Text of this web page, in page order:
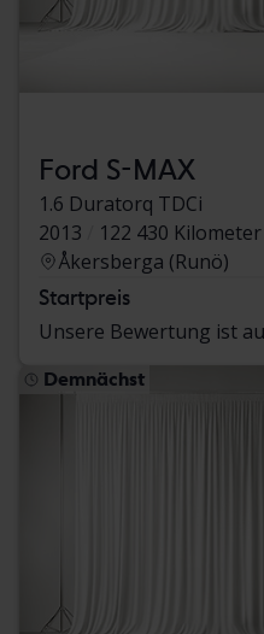
Ford S-MAX
1.6 Duratorq TDCi
2013
122 430 Kilometer
Åkersberga (Runö)
Startpreis
Unsere Bewertung ist
Demnächst